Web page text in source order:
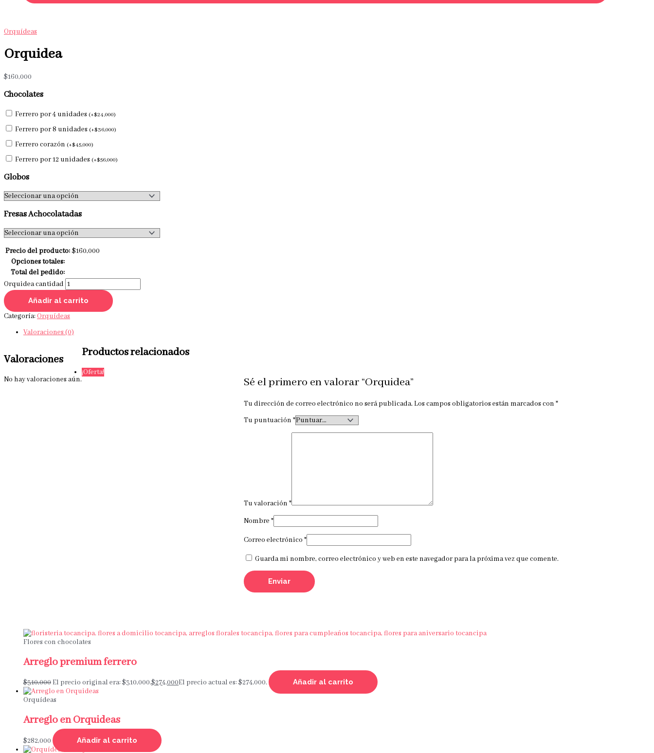
Orquídeas
Orquidea
$160,000
Chocolates
Ferrero por 4 unidades (+$24,000)
Ferrero por 8 unidades (+$36,000)
Ferrero corazón (+$45,000)
Ferrero por 12 unidades (+$56,000)
Globos
Fresas Achocolatadas
Precio del producto: $160,000
Opciones totales:
Total del pedido:
Orquidea cantidad
Añadir al carrito
Categoría:Orquídeas
Valoraciones (0)
Valoraciones
No hay valoraciones aún. Sé el primero en valorar “Orquidea”
Tu dirección de correo electrónico no será publicada.Los campos obligatorios están marcados con *
Tu puntuación *
Tu valoración *
Nombre *
Correo electrónico *
Guarda mi nombre, correo electrónico y web en este navegador para la próxima vez que comente.
Productos relacionados
¡Oferta!
Flores con chocolates
Arreglo premium ferrero
$310,000El precio original era: $310,000.$274,000El precio actual es: $274,000. Añadir al carrito
Orquídeas
Arreglo en Orquideas
$282,000 Añadir al carrito